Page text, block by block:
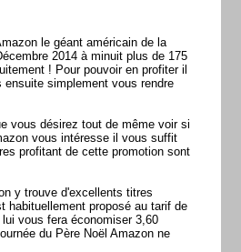
le géant américain de la
2014 à minuit plus de 175
! Pour pouvoir en profiter il
ensuite simplement vous rendre
vous désirez tout de même voir si
vous intéresse il vous suffit
profitant de cette promotion sont
y trouve d'excellents titres
habituellement proposé au tarif de
vous fera économiser 3,60
du Père Noël Amazon ne